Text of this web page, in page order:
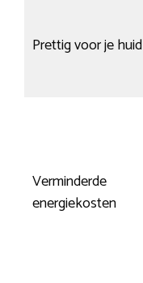
Prettig voor je huid
Verminderde
energiekosten